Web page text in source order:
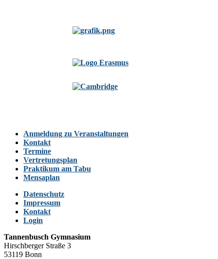
Anmeldung zu Veranstaltungen
Kontakt
Termine
Vertretungsplan
Praktikum am Tabu
Mensaplan
Datenschutz
Impressum
Kontakt
Login
Tannenbusch Gymnasium
Hirschberger Straße 3
53119 Bonn